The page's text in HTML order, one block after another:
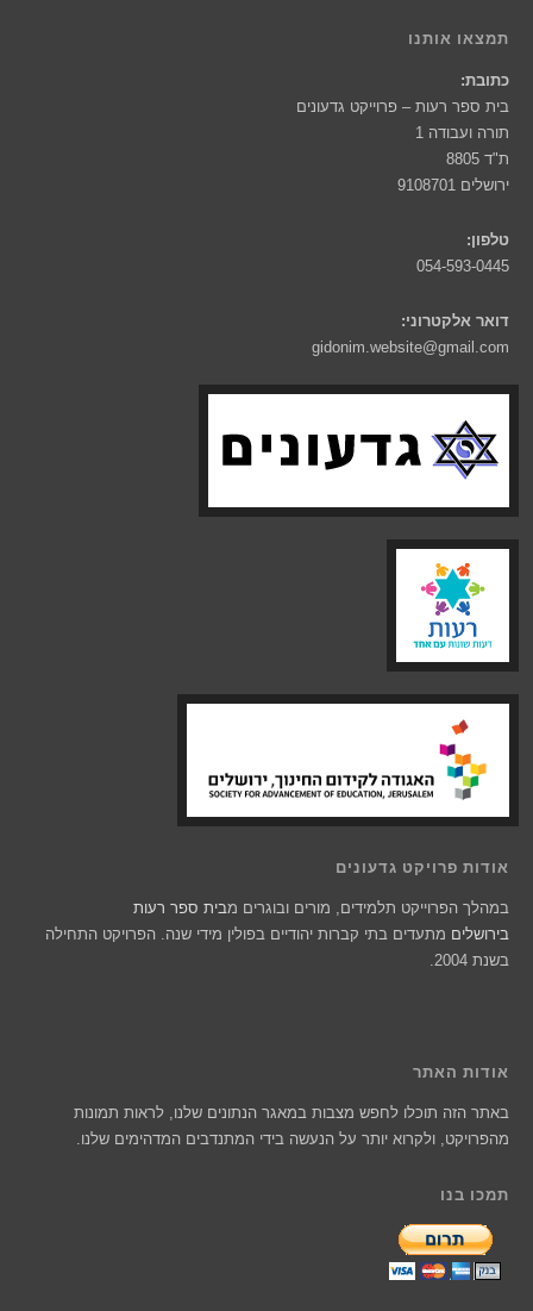
תמצאו אותנו
כתובת:
בית ספר רעות – פרוייקט גדעונים
תורה ועבודה 1
ת"ד 8805
ירושלים 9108701
טלפון:
054-593-0445
דואר אלקטרוני:
gidonim.website@gmail.com
אודות פרויקט גדעונים
במהלך הפרוייקט תלמידים, מורים ובוגרים מבית ספר רעות
בירושלים מתעדים בתי קברות יהודיים בפולין מידי שנה. הפרויקט התחילה
בשנת 2004.
אודות האתר
באתר הזה תוכלו לחפש מצבות במאגר הנתונים שלנו, לראות תמונות
מהפרויקט, ולקרוא יותר על הנעשה בידי המתנדבים המדהימים שלנו.
תמכו בנו